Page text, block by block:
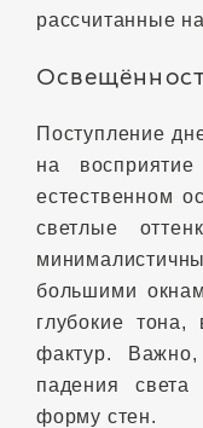
рассчитанные
Поступление
на
естественном
светлые
большими
глубокие тона,
фактур.
падения
форму стен.